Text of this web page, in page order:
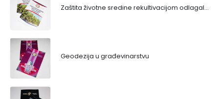
Zaštita životne sredine rekultivacijom odlagališta
Geodezija u građevinarstvu